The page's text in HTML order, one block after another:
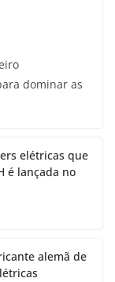
dominar as
elétricas que
é lançada no
alemã de